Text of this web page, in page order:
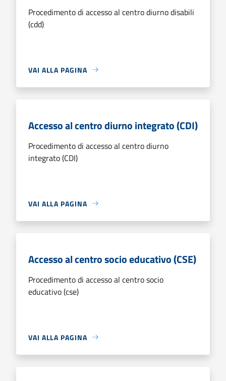
Procedimento di accesso al centro diurno disabili
(cdd)
VAI ALLA PAGINA
Accesso al centro diurno integrato (CDI)
Procedimento di accesso al centro diurno
integrato (CDI)
VAI ALLA PAGINA
Accesso al centro socio educativo (CSE)
Procedimento di accesso al centro socio
educativo (cse)
VAI ALLA PAGINA